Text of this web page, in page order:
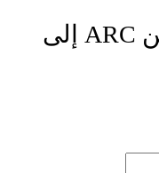
حاسبة سعر الصرف من ARC إلى